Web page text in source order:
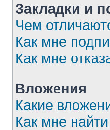
Закладки и
Чем
Как мне
Как мне
Вложения
Какие
Как мне